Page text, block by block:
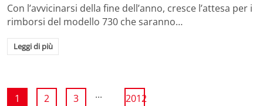
Con l’avvicinarsi della fine dell’anno, cresce l’attesa per i
rimborsi del modello 730 che saranno…
Leggi di più
1 2 3 ... 2012